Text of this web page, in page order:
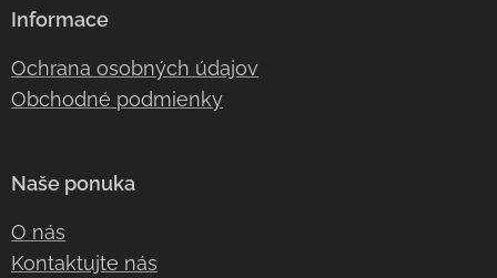
Informace
Ochrana osobných údajov
Obchodné podmienky
Naše ponuka
O nás
Kontaktujte nás